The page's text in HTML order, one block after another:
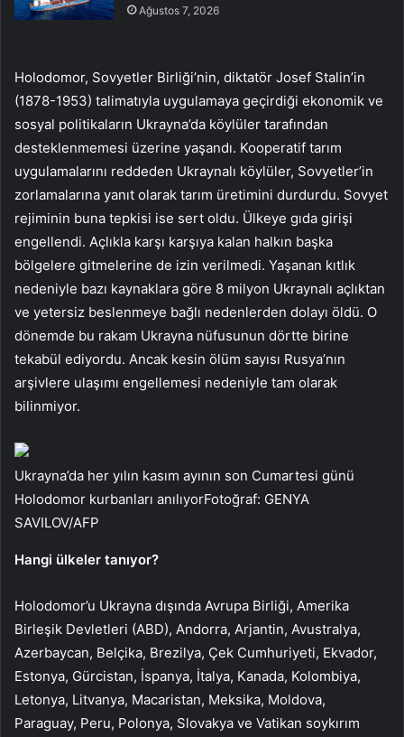
Ağustos 7, 2026
Holodomor, Sovyetler Birliği’nin, diktatör Josef Stalin’in
(1878-1953) talimatıyla uygulamaya geçirdiği ekonomik ve
sosyal politikaların Ukrayna’da köylüler tarafından
desteklenmemesi üzerine yaşandı. Kooperatif tarım
uygulamalarını reddeden Ukraynalı köylüler, Sovyetler’in
zorlamalarına yanıt olarak tarım üretimini durdurdu. Sovyet
rejiminin buna tepkisi ise sert oldu. Ülkeye gıda girişi
engellendi. Açlıkla karşı karşıya kalan halkın başka
bölgelere gitmelerine de izin verilmedi. Yaşanan kıtlık
nedeniyle bazı kaynaklara göre 8 milyon Ukraynalı açlıktan
ve yetersiz beslenmeye bağlı nedenlerden dolayı öldü. O
dönemde bu rakam Ukrayna nüfusunun dörtte birine
tekabül ediyordu. Ancak kesin ölüm sayısı Rusya’nın
arşivlere ulaşımı engellemesi nedeniyle tam olarak
bilinmiyor.
Ukrayna’da her yılın kasım ayının son Cumartesi günü
Holodomor kurbanları anılıyorFotoğraf: GENYA
SAVILOV/AFP
Hangi ülkeler tanıyor?
Holodomor’u Ukrayna dışında Avrupa Birliği, Amerika
Birleşik Devletleri (ABD), Andorra, Arjantin, Avustralya,
Azerbaycan, Belçika, Brezilya, Çek Cumhuriyeti, Ekvador,
Estonya, Gürcistan, İspanya, İtalya, Kanada, Kolombiya,
Letonya, Litvanya, Macaristan, Meksika, Moldova,
Paraguay, Peru, Polonya, Slovakya ve Vatikan soykırım